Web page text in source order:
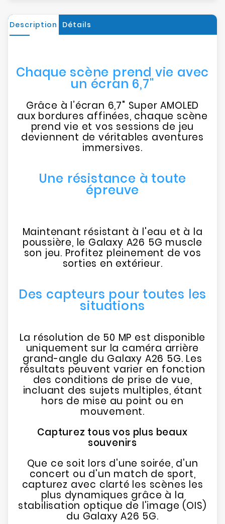
Description Détails
Chaque scène prend vie avec
un écran 6,7"
Grâce à l’écran 6,7" Super AMOLED
aux bordures affinées, chaque scène
prend vie et vos sessions de jeu
deviennent de véritables aventures
immersives.
Une résistance à toute
épreuve
Maintenant résistant à l'eau et à la
poussière, le Galaxy A26 5G muscle
son jeu. Profitez pleinement de vos
sorties en extérieur.
Des capteurs pour toutes les
situations
La résolution de 50 MP est disponible
uniquement sur la caméra arrière
grand-angle du Galaxy A26 5G. Les
résultats peuvent varier en fonction
des conditions de prise de vue,
incluant des sujets multiples, étant
hors de mise au point ou en
mouvement.
Capturez tous vos plus beaux
souvenirs
Que ce soit lors d'une soirée, d'un
concert ou d'un match de sport,
capturez avec clarté les scènes les
plus dynamiques grâce à la
stabilisation optique de l'image (OIS)
du Galaxy A26 5G.